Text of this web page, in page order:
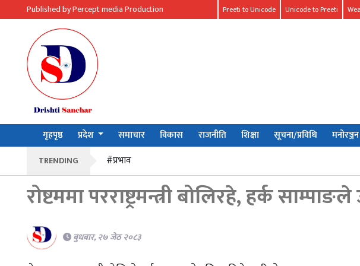
Published by Percept media Production Preeti to Unicode Unicode to Preeti
गृहपृष्ठ प्रदेश समाचार विकास राजनीति शिक्षा सूचना/प्रविधि मनोरञ्जन
TRENDING
#प्रभाव
रोष्टममा परराष्ट्रमन्त्री बोलिरहे, हर्क
बुधबार, २७ जेठ २०८३